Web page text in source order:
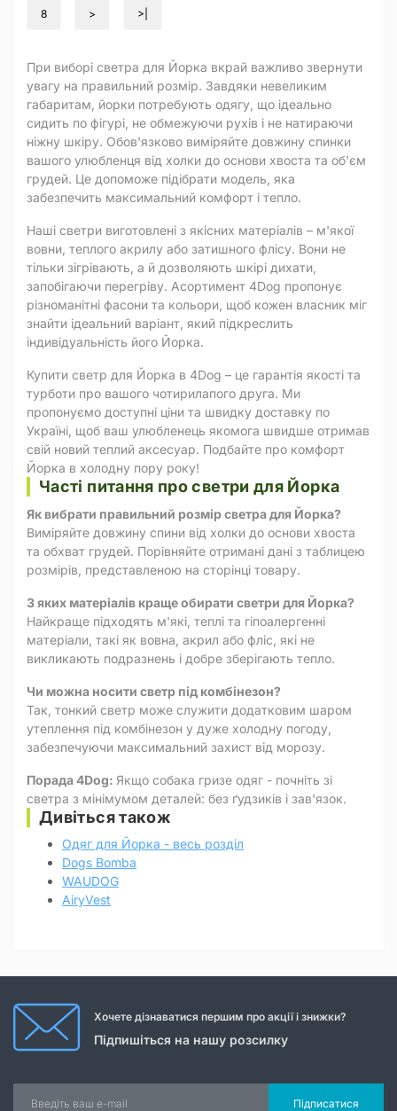
8 > >|
При виборі светра для Йорка вкрай важливо звернути
увагу на правильний розмір. Завдяки невеликим
габаритам, йорки потребують одягу, що ідеально
сидить по фігурі, не обмежуючи рухів і не натираючи
ніжну шкіру. Обов'язково виміряйте довжину спинки
вашого улюбленця від холки до основи хвоста та об'єм
грудей. Це допоможе підібрати модель, яка
забезпечить максимальний комфорт і тепло.
Наші светри виготовлені з якісних матеріалів – м'якої
вовни, теплого акрилу або затишного флісу. Вони не
тільки зігрівають, а й дозволяють шкірі дихати,
запобігаючи перегріву. Асортимент 4Dog пропонує
різноманітні фасони та кольори, щоб кожен власник міг
знайти ідеальний варіант, який підкреслить
індивідуальність його Йорка.
Купити светр для Йорка в 4Dog – це гарантія якості та
турботи про вашого чотирилапого друга. Ми
пропонуємо доступні ціни та швидку доставку по
Україні, щоб ваш улюбленець якомога швидше отримав
свій новий теплий аксесуар. Подбайте про комфорт
Йорка в холодну пору року!
Часті питання про светри для Йорка
Як вибрати правильний розмір светра для Йорка?
Виміряйте довжину спини від холки до основи хвоста
та обхват грудей. Порівняйте отримані дані з таблицею
розмірів, представленою на сторінці товару.
З яких матеріалів краще обирати светри для Йорка?
Найкраще підходять м'які, теплі та гіпоалергенні
матеріали, такі як вовна, акрил або фліс, які не
викликають подразнень і добре зберігають тепло.
Чи можна носити светр під комбінезон?
Так, тонкий светр може служити додатковим шаром
утеплення під комбінезон у дуже холодну погоду,
забезпечуючи максимальний захист від морозу.
Порада 4Dog: Якщо собака гризе одяг - почніть зі
светра з мінімумом деталей: без ґудзиків і зав'язок.
Дивіться також
Одяг для Йорка - весь розділ
Dogs Bomba
WAUDOG
AiryVest
Хочете дізнаватися першим про акції і знижки?
Підпишіться на нашу розсилку
Підписатися